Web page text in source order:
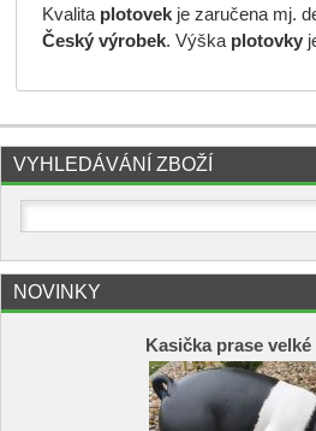
Kvalita plotovekje zaručena mj.
Český výrobek. Výška plotovky
VYHLEDÁVÁNÍ ZBOŽÍ
NOVINKY
Kasička prase